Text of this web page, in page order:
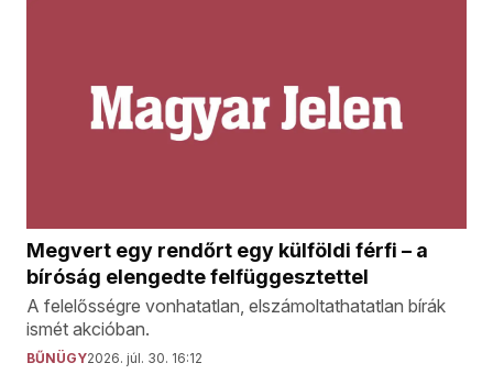
Megvert egy rendőrt egy külföldi férfi – a
bíróság elengedte felfüggesztettel
A felelősségre vonhatatlan, elszámoltathatatlan bírák
ismét akcióban.
BŰNÜGY2026. júl. 30. 16:12